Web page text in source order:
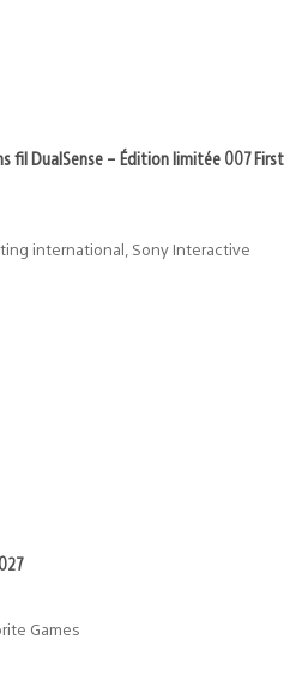
fil DualSense – Édition limitée 007 First
international, Sony Interactive
Games